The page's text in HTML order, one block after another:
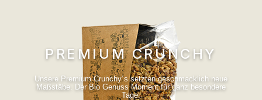
PREMIUM CRUNCHY
Unsere Premium Crunchy´s setzten geschmacklich neue
Maßstäbe. Der Bio Genuss Moment für ganz besondere
Tage.